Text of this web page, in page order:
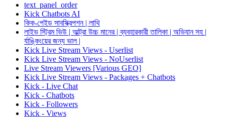
text_panel_order
Kick Chatbots AI
কিক-পেইড সাবস্ক্রিপশন | লাথি
লাইভ স্ট্রিম ভিউ | আল্ট্রা উচ্চ মানের | ব্যবহারকারী তালিকা | অভিযান সহ |
র্যাঙ্কিংয়ের জন্য ভাল |
Kick Live Stream Views - Userlist
Kick Live Stream Views - NoUserlist
Live Stream Viewers [Various GEO]
Kick Live Stream Views - Packages + Chatbots
Kick - Live Chat
Kick - Chatbots
Kick - Followers
Kick - Views